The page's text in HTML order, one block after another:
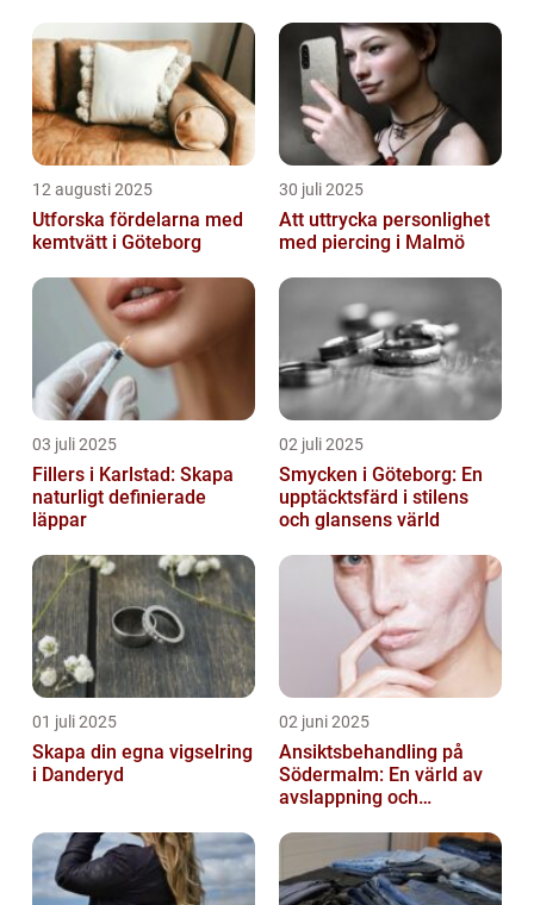
12 augusti 2025
Utforska fördelarna med
kemtvätt i Göteborg
30 juli 2025
Att uttrycka personlighet
med piercing i Malmö
03 juli 2025
Fillers i Karlstad: Skapa
naturligt definierade
läppar
02 juli 2025
Smycken i Göteborg: En
upptäcktsfärd i stilens
och glansens värld
01 juli 2025
Skapa din egna vigselring
i Danderyd
02 juni 2025
Ansiktsbehandling på
Södermalm: En värld av
avslappning och